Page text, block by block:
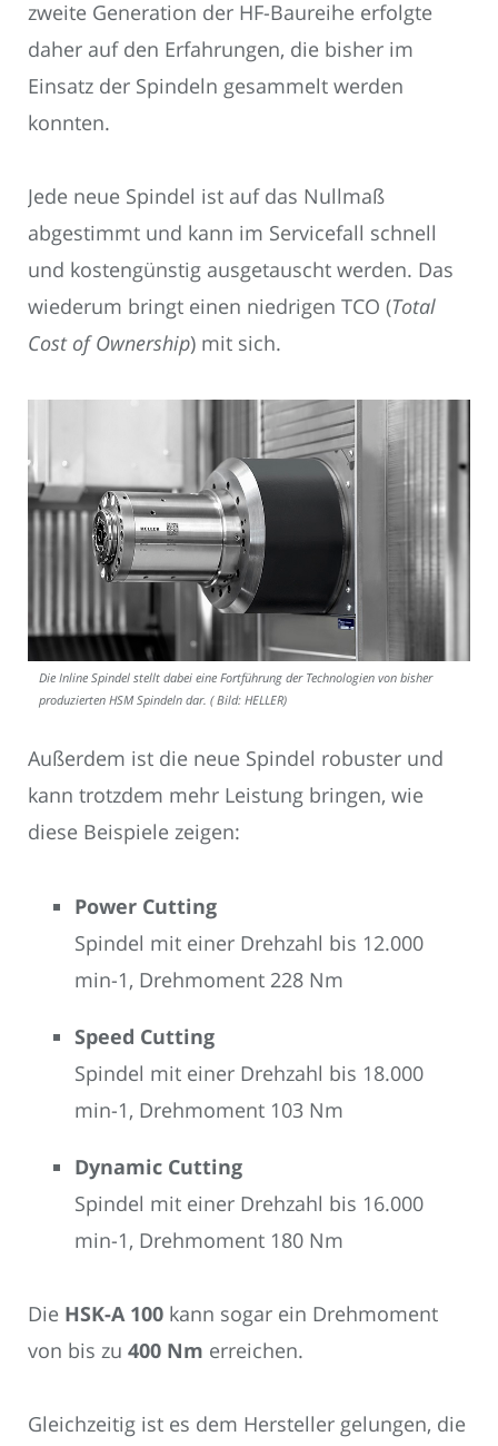
zweite Generation der HF-Baureihe erfolgte
daher auf den Erfahrungen, die bisher im
Einsatz der Spindeln gesammelt werden
konnten.
Jede neue Spindel ist auf das Nullmaß
abgestimmt und kann im Servicefall schnell
und kostengünstig ausgetauscht werden. Das
wiederum bringt einen niedrigen TCO (Total
Cost of Ownership) mit sich.
Die Inline Spindel stellt dabei eine Fortführung der Technologien von bisher
produzierten HSM Spindeln dar. ( Bild: HELLER)
Außerdem ist die neue Spindel robuster und
kann trotzdem mehr Leistung bringen, wie
diese Beispiele zeigen:
Power Cutting
Spindel mit einer Drehzahl bis 12.000
min-1, Drehmoment 228 Nm
Speed Cutting
Spindel mit einer Drehzahl bis 18.000
min-1, Drehmoment 103 Nm
Dynamic Cutting
Spindel mit einer Drehzahl bis 16.000
min-1, Drehmoment 180 Nm
Die HSK-A 100 kann sogar ein Drehmoment
von bis zu 400 Nm erreichen.
Gleichzeitig ist es dem Hersteller gelungen, die